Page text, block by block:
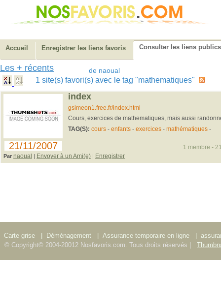
Accueil Enregistrer les liens favoris Consulter les liens publics
Les + récents de naoual
1 site(s) favori(s) avec le tag "mathematiques"
21/11/2007
index
gsimeon1.free.fr/index.html
Cours, exercices de mathematiques, mais aussi
TAG(S): cours- enfants- exercices- mathématiques-
Par naoual | Envoyer à un Ami(e) | Enregistrer
1 membre -
Carte grise Déménagement Assurance temporaire en ligne
© Copyright© 2004-20012 Nosfavoris.com. Tous droits réservés |